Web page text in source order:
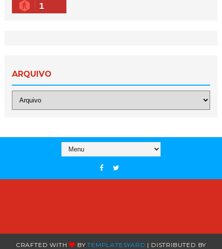
1
ARQUIVO
CRAFTED WITH BYTEMPLATESYARD | DISTRIBUTED BY